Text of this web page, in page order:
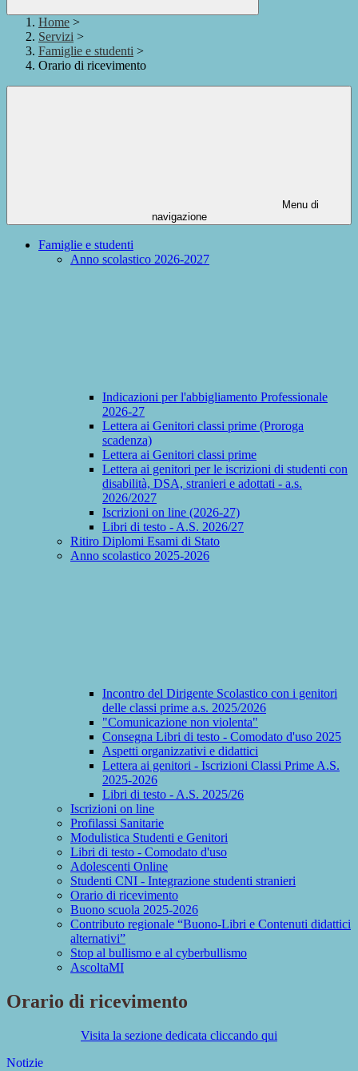
Home >
Servizi >
Famiglie e studenti >
Orario di ricevimento
Menu di
navigazione
Famiglie e studenti
Anno scolastico 2026-2027
Indicazioni per l'abbigliamento Professionale
2026-27
Lettera ai Genitori classi prime (Proroga
scadenza)
Lettera ai Genitori classi prime
Lettera ai genitori per le iscrizioni di studenti con
disabilità, DSA, stranieri e adottati - a.s.
2026/2027
Iscrizioni on line (2026-27)
Libri di testo - A.S. 2026/27
Ritiro Diplomi Esami di Stato
Anno scolastico 2025-2026
Incontro del Dirigente Scolastico con i genitori
delle classi prime a.s. 2025/2026
"Comunicazione non violenta"
Consegna Libri di testo - Comodato d'uso 2025
Aspetti organizzativi e didattici
Lettera ai genitori - Iscrizioni Classi Prime A.S.
2025-2026
Libri di testo - A.S. 2025/26
Iscrizioni on line
Profilassi Sanitarie
Modulistica Studenti e Genitori
Libri di testo - Comodato d'uso
Adolescenti Online
Studenti CNI - Integrazione studenti stranieri
Orario di ricevimento
Buono scuola 2025-2026
Contributo regionale “Buono-Libri e Contenuti didattici
alternativi”
Stop al bullismo e al cyberbullismo
AscoltaMI
Orario di ricevimento
Visita la sezione dedicata cliccando qui
Notizie